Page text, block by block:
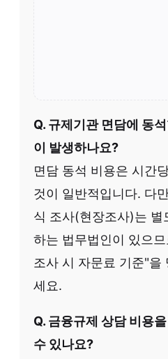
Q. 규제기관 면담에 동
이 발생하나요?
면담 동석 비용은 시간
것이 일반적입니다. 다
식 조사(현장조사)는 별
하는 법무법인이 있으
조사 시 자문료 기준"을
세요.
Q. 금융규제 상담 비용
수 있나요?